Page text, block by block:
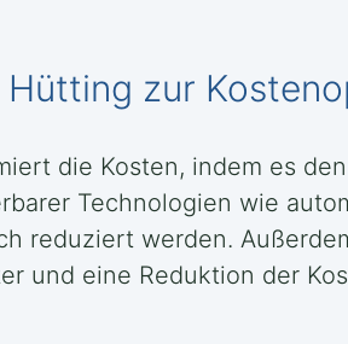
zur
die Kosten, indem es
Technologien wie
reduziert werden.
und eine Reduktion der